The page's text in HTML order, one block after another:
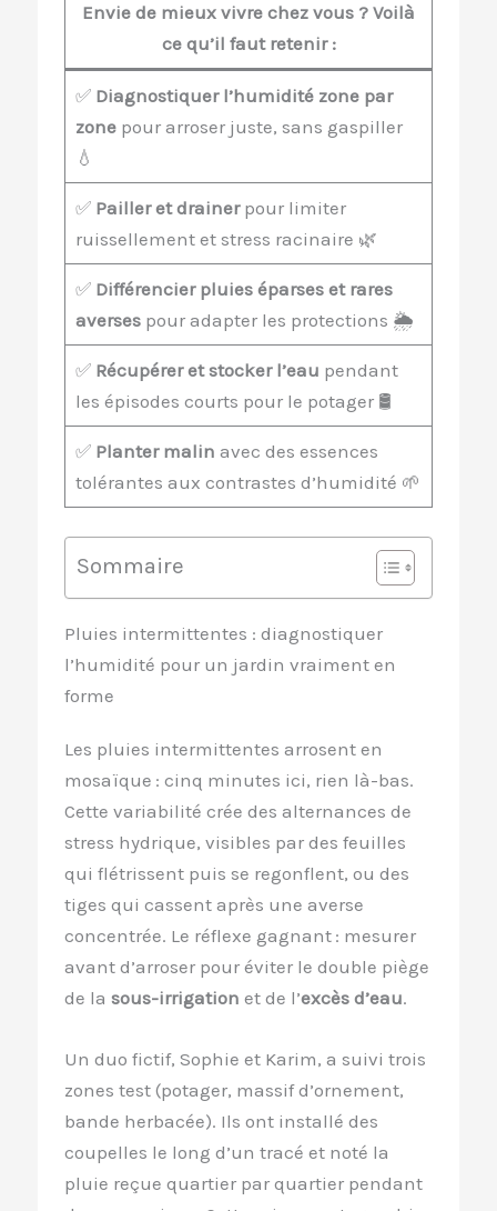
Envie de mieux vivre chez vous ? Voilà
ce qu’il faut retenir :
✅ Diagnostiquer l’humidité zone par
zonepour arroser juste, sans gaspiller
💧
✅ Pailler et drainerpour limiter
ruissellement et stress racinaire 🌿
✅ Différencier pluies éparses et rares
aversespour adapter les protections 🌦️
✅ Récupérer et stocker l’eau pendant
les épisodes courts pour le potager 🛢️
✅ Planter malin avec des essences
tolérantes aux contrastes d’humidité 🌱
Sommaire
Pluies intermittentes : diagnostiquer
l’humidité pour un jardin vraiment en
forme
Les pluies intermittentes arrosent en
mosaïque : cinq minutes ici, rien là-bas.
Cette variabilité crée des alternances de
stress hydrique, visibles par des feuilles
qui flétrissent puis se regonflent, ou des
tiges qui cassent après une averse
concentrée. Le réflexe gagnant : mesurer
avant d’arroser pour éviter le double piège
de la sous-irrigation et de l’excès d’eau.
Un duo fictif, Sophie et Karim, a suivi trois
zones test (potager, massif d’ornement,
bande herbacée). Ils ont installé des
coupelles le long d’un tracé et noté la
pluie reçue quartier par quartier pendant